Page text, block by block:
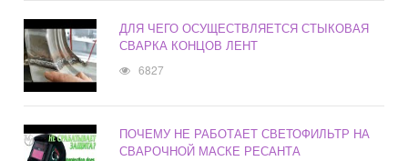
ДЛЯ ЧЕГО ОСУЩЕСТВЛЯЕТСЯ СТЫКОВАЯ
СВАРКА КОНЦОВ ЛЕНТ
6827
ПОЧЕМУ НЕ РАБОТАЕТ СВЕТОФИЛЬТР НА
СВАРОЧНОЙ МАСКЕ РЕСАНТА